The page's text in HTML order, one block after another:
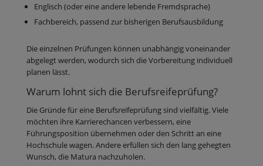
Englisch (oder eine andere lebende Fremdsprache)
Fachbereich, passend zur bisherigen Berufsausbildung
Die einzelnen Prüfungen können unabhängig voneinander
abgelegt werden, wodurch sich die Vorbereitung individuell
planen lässt.
Warum lohnt sich die Berufsreifeprüfung?
Die Gründe für eine Berufsreifeprüfung sind vielfältig. Viele
möchten ihre Karrierechancen verbessern, eine
Führungsposition übernehmen oder den Schritt an eine
Hochschule wagen. Andere erfüllen sich den lang gehegten
Wunsch, die Matura nachzuholen.